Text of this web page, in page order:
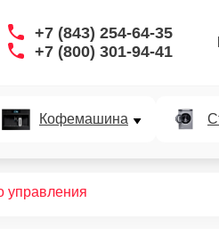
+7 (843) 254-64-35
+7 (800) 301-94-41
Кофемашина
управления